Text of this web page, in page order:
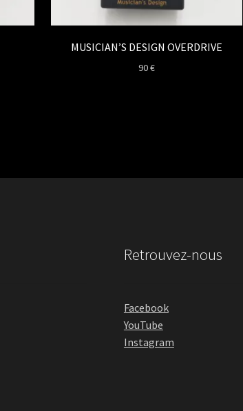
MUSICIAN’S DESIGN OVERDRIVE
90€
Retrouvez-nous
Facebook
YouTube
Instagram